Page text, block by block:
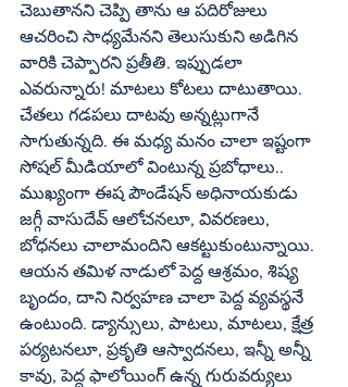
చెబుతానని చెప్పి తాను ఆ పదిరోజులు
ఆచరించి సాధ్యమేనని తెలుసుకుని అడిగిన
వారికి చెప్పారని ప్రతీతి. ఇప్పుడలా
ఎవరున్నారు! మాటలు కోటలు దాటుతాయి.
చేతలు గడపలు దాటవు అన్నట్లుగానే
సాగుతున్నది. ఈ మధ్య మనం చాలా ఇష్టంగా
సోషల్‌ మీడియాలో వింటున్న ప్రబోధాలు..
ముఖ్యంగా ఈష పౌండేషన్‌ అధినాయకుడు
జగ్గీ వాసుదేవ్‌ ఆలోచనలూ, వివరణలు,
బోధనలు చాలామందిని ఆకట్టుకుంటున్నాయి.
ఆయన తమిళ నాడులో పెద్ద ఆశ్రమం, శిష్య
బృందం, దాని నిర్వహణ చాలా పెద్ద వ్యవస్థనే
ఉంటుంది. డ్యాన్సులు, పాటలు, మాటలు, క్షేత్ర
పర్యటనలూ, ప్రకృతి ఆస్వాదనలు, ఇన్నీ అన్నీ
కావు, పెద్ద ఫాలోయింగ్‌ ఉన్న గురువర్యులు